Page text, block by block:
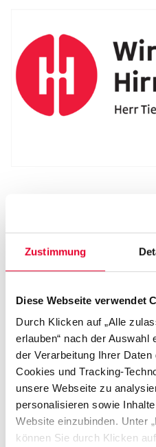
Zustimmung
Diese Webseite verwendet
Durch Klicken auf „Alle
erlauben“ nach der Auswahl
der Verarbeitung Ihrer
Cookies und Tracking-
unsere Webseite zu
personalisieren sowie
Website einzubinden. Unter
können Sie durch Klicken
Im Projekt „Wir sind
Grundschulkinder in die
finden durch eigenes
auf wichtige Fragen zum
Lehrkräften selbstständig
durchgeführt. Sie erhalten
zum Experimentieren,
bei Medienzentren oder
Zu einem besonderen
Herr Tie – ein Roboter, der
sich frei im Raum
direkten Einblick ins